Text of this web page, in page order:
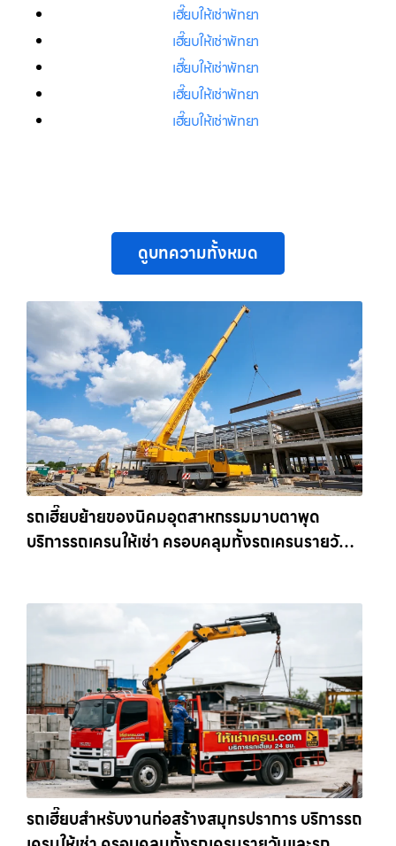
เฮี๊ยบให้เช่าพัทยา
เฮี๊ยบให้เช่าพัทยา
เฮี๊ยบให้เช่าพัทยา
เฮี๊ยบให้เช่าพัทยา
เฮี๊ยบให้เช่าพัทยา
ดูบทความทั้งหมด
รถเฮี๊ยบย้ายของนิคมอุตสาหกรรมมาบตาพุด
บริการรถเครนให้เช่า ครอบคลุมทั้งรถเครนรายวัน
รถเฮี๊ยบสำหรับงานก่อสร้างสมุทรปราการ บริการรถ